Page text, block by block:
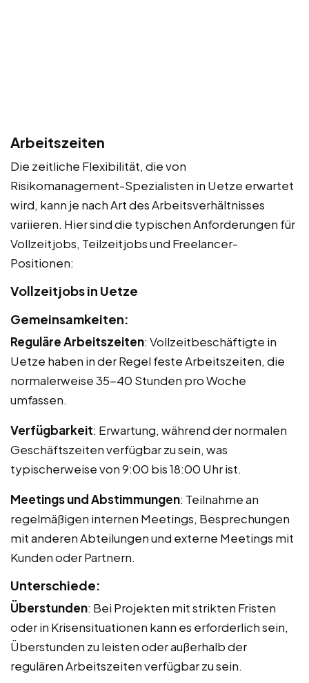
Arbeitszeiten
Die zeitliche Flexibilität, die von
Risikomanagement-Spezialisten in Uetze erwartet
wird, kann je nach Art des Arbeitsverhältnisses
variieren. Hier sind die typischen Anforderungen für
Vollzeitjobs, Teilzeitjobs und Freelancer-
Positionen:
Vollzeitjobs in Uetze
Gemeinsamkeiten:
Reguläre Arbeitszeiten: Vollzeitbeschäftigte in
Uetze haben in der Regel feste Arbeitszeiten, die
normalerweise 35-40 Stunden pro Woche
umfassen.
Verfügbarkeit: Erwartung, während der normalen
Geschäftszeiten verfügbar zu sein, was
typischerweise von 9:00 bis 18:00 Uhr ist.
Meetings und Abstimmungen: Teilnahme an
regelmäßigen internen Meetings, Besprechungen
mit anderen Abteilungen und externe Meetings mit
Kunden oder Partnern.
Unterschiede:
Überstunden: Bei Projekten mit strikten Fristen
oder in Krisensituationen kann es erforderlich sein,
Überstunden zu leisten oder außerhalb der
regulären Arbeitszeiten verfügbar zu sein.